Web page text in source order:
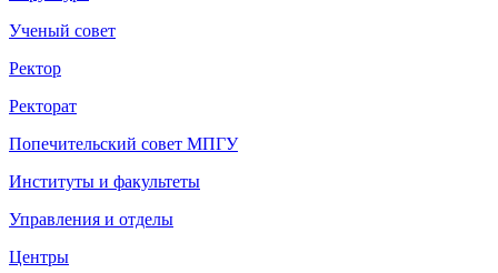
Ученый совет
Ректор
Ректорат
Попечительский совет МПГУ
Институты и факультеты
Управления и отделы
Центры